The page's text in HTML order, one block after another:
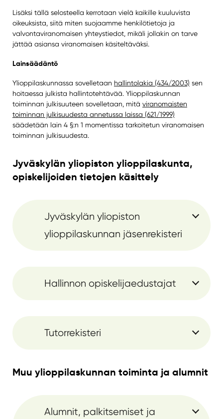
Lisäksi tällä selosteella kerrotaan vielä kaikille kuuluvista
oikeuksista, siitä miten suojaamme henkilötietoja ja
valvontaviranomaisen yhteystiedot, mikäli jollakin on tarve
jättää asiansa viranomaisen käsiteltäväksi.
Lainsäädäntö
Ylioppilaskunnassa sovelletaan hallintolakia (434/2003) sen
hoitaessa julkista hallintotehtävää. Ylioppilaskunnan
toiminnan julkisuuteen sovelletaan, mitä viranomaisten
toiminnan julkisuudesta annetussa laissa (621/1999)
säädetään lain 4 §:n 1 momentissa tarkoitetun viranomaisen
toiminnan julkisuudesta.
Jyväskylän yliopiston ylioppilaskunta,
opiskelijoiden tietojen käsittely
Jyväskylän yliopiston
ylioppilaskunnan jäsenrekisteri
Hallinnon opiskelijaedustajat
Tutorrekisteri
Muu ylioppilaskunnan toiminta ja alumnit
Alumnit, palkitsemiset ja